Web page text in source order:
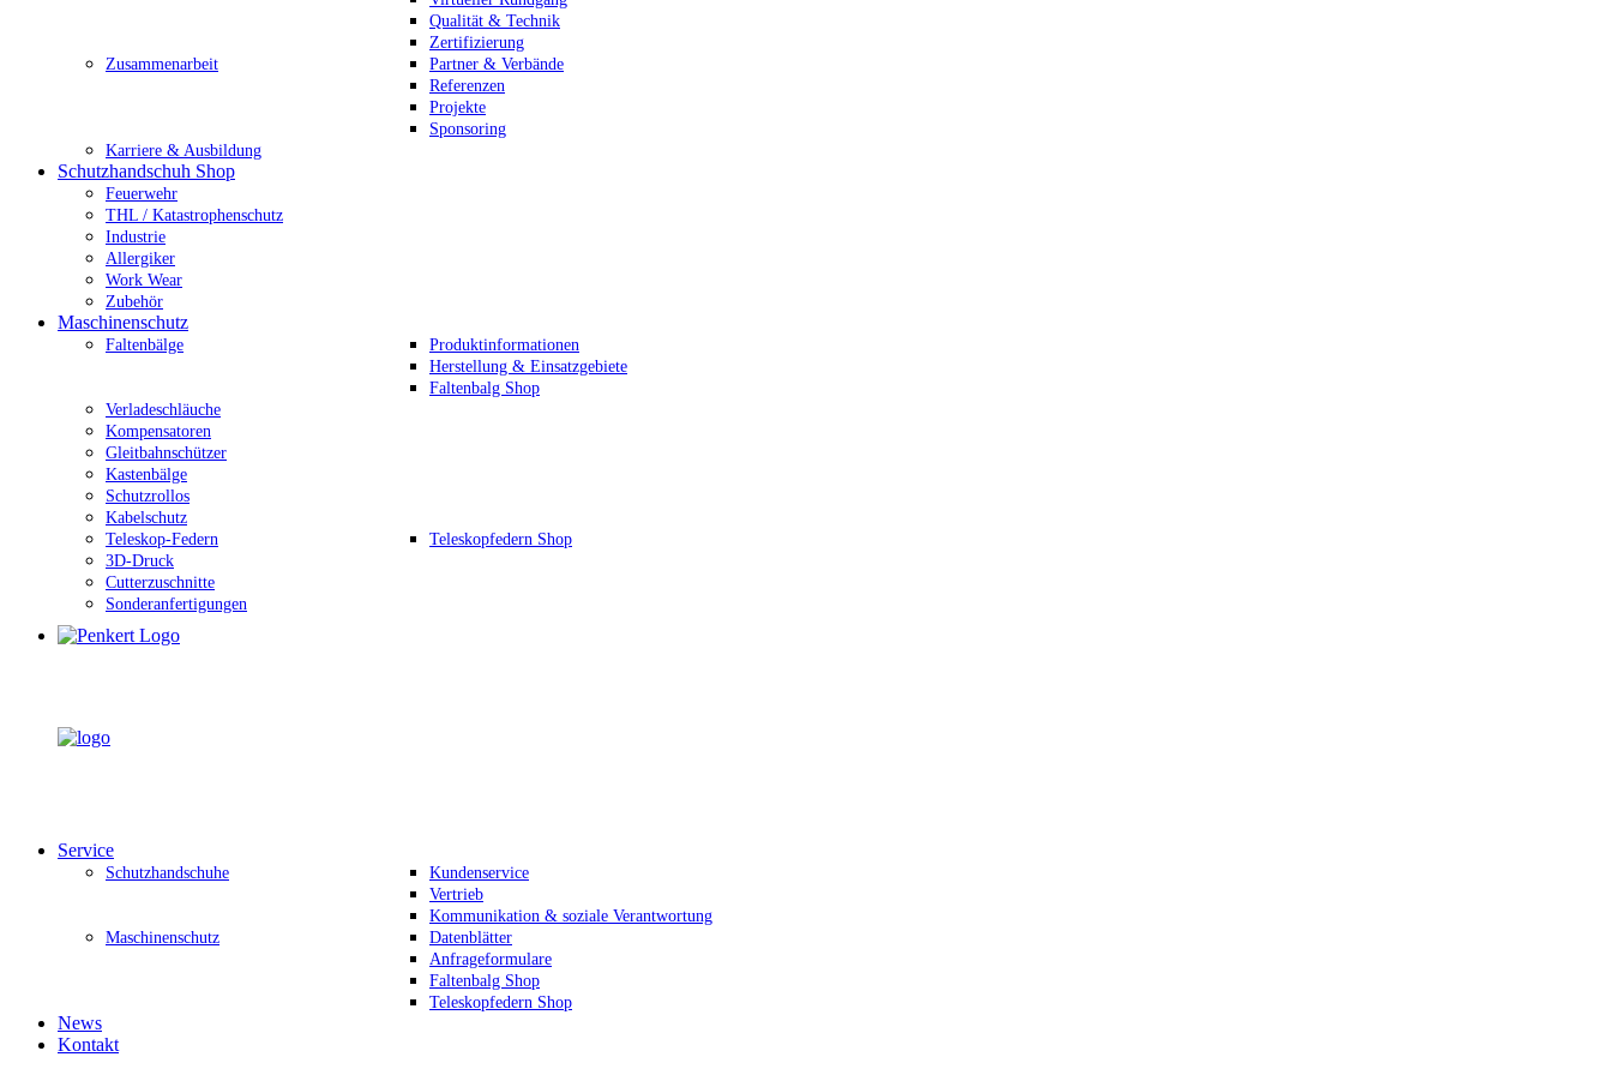
Qualität & Technik
Zertifizierung
Zusammenarbeit
Partner & Verbände
Referenzen
Projekte
Sponsoring
Karriere & Ausbildung
Schutzhandschuh Shop
Feuerwehr
THL / Katastrophenschutz
Industrie
Allergiker
Work Wear
Zubehör
Maschinenschutz
Faltenbälge
Produktinformationen
Herstellung & Einsatzgebiete
Faltenbalg Shop
Verladeschläuche
Kompensatoren
Gleitbahnschützer
Kastenbälge
Schutzrollos
Kabelschutz
Teleskop-Federn
Teleskopfedern Shop
3D-Druck
Cutterzuschnitte
Sonderanfertigungen
Service
Schutzhandschuhe
Kundenservice
Vertrieb
Kommunikation & soziale Verantwortung
Maschinenschutz
Datenblätter
Anfrageformulare
Faltenbalg Shop
Teleskopfedern Shop
News
Kontakt